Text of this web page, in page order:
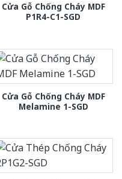
Cửa Gỗ Chống Cháy MDF
P1R4-C1-SGD
Cửa Gỗ Chống Cháy MDF
Melamine 1-SGD